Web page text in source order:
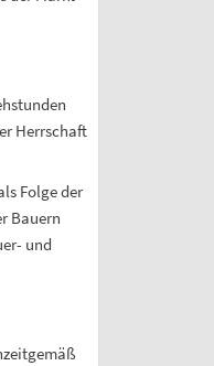
Herrschaft
Folge der
Bauern
und